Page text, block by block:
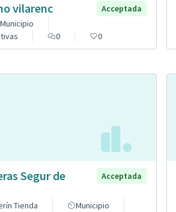
vilarenc
Acceptada
Municipio
0 0
Segur de
Acceptada
Tienda
Municipio